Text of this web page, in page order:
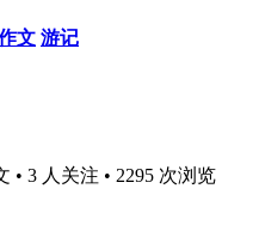
文 游记
• 3 人关注 • 2295 次浏览